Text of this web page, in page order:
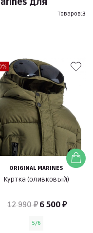
Товаров:3
ORIGINAL MARINES
Куртка (оливковый)
12 990 ₽ 6 500 ₽
5/6